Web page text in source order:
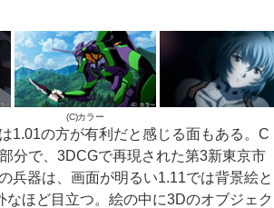
(C)カラー
1.01の方が有利だと感じる面もある。C
分で、3DCGで再現された第3新東京市
兵器は、画面が明るい1.11では背景絵と
なほど目立つ。絵の中に3Dのオブジェク